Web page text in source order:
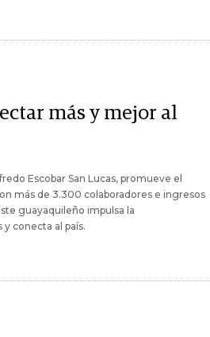
más y mejor al
Escobar San Lucas, promueve el
más de 3.300 colaboradores e ingresos
guayaquileño impulsa la
conecta al país.